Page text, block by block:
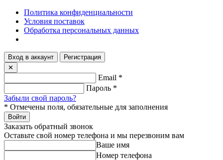
Политика конфиденциальности
Условия поставок
Обработка персональных данных
Вход в аккаунт
Регистрация
✕
Email *
Пароль *
Забыли свой пароль?
* Отмечены поля, обязательные для заполнения
Войти
Заказать обратный звонок
Оставьте свой номер телефона и мы перезвоним вам
Ваше имя
Номер телефона